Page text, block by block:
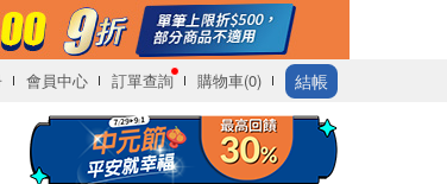
會員中心 訂單查詢 購物車(0) 結帳